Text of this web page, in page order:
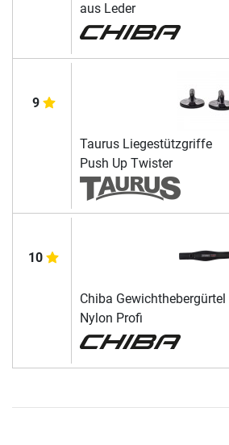
aus Leder
9
Taurus Liegestützgriffe
Push Up Twister
10
Chiba Gewichthebergürtel
Nylon Profi